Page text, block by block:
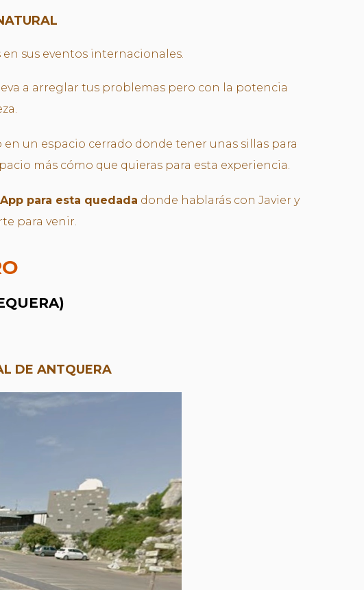
sus eventos internacionales.
a arreglar tus problemas pero con la potencia
un espacio cerrado donde tener unas sillas para
más cómo que quieras para esta experiencia.
para esta quedada donde hablarás con Javier y
para venir.
DE ANTQUERA